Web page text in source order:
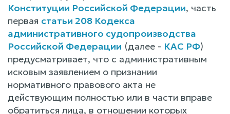
Конституции Российской Федерации, часть
первая статьи 208 Кодекса
административного судопроизводства
Российской Федерации (далее - КАС РФ)
предусматривает, что с административным
исковым заявлением о признании
нормативного правового акта не
действующим полностью или в части вправе
обратиться лица, в отношении которых